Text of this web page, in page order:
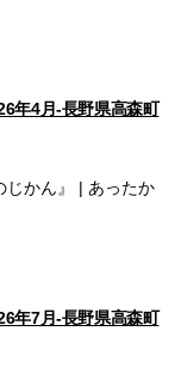
年4月-長野県高森町
かん』 | あったか
年7月-長野県高森町